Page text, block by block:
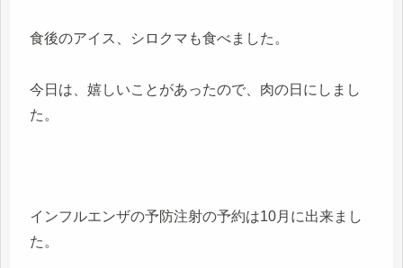
食後のアイス、シロクマも食べました。
今日は、嬉しいことがあったので、肉の日にしまし
た。
インフルエンザの予防注射の予約は10月に出来まし
た。